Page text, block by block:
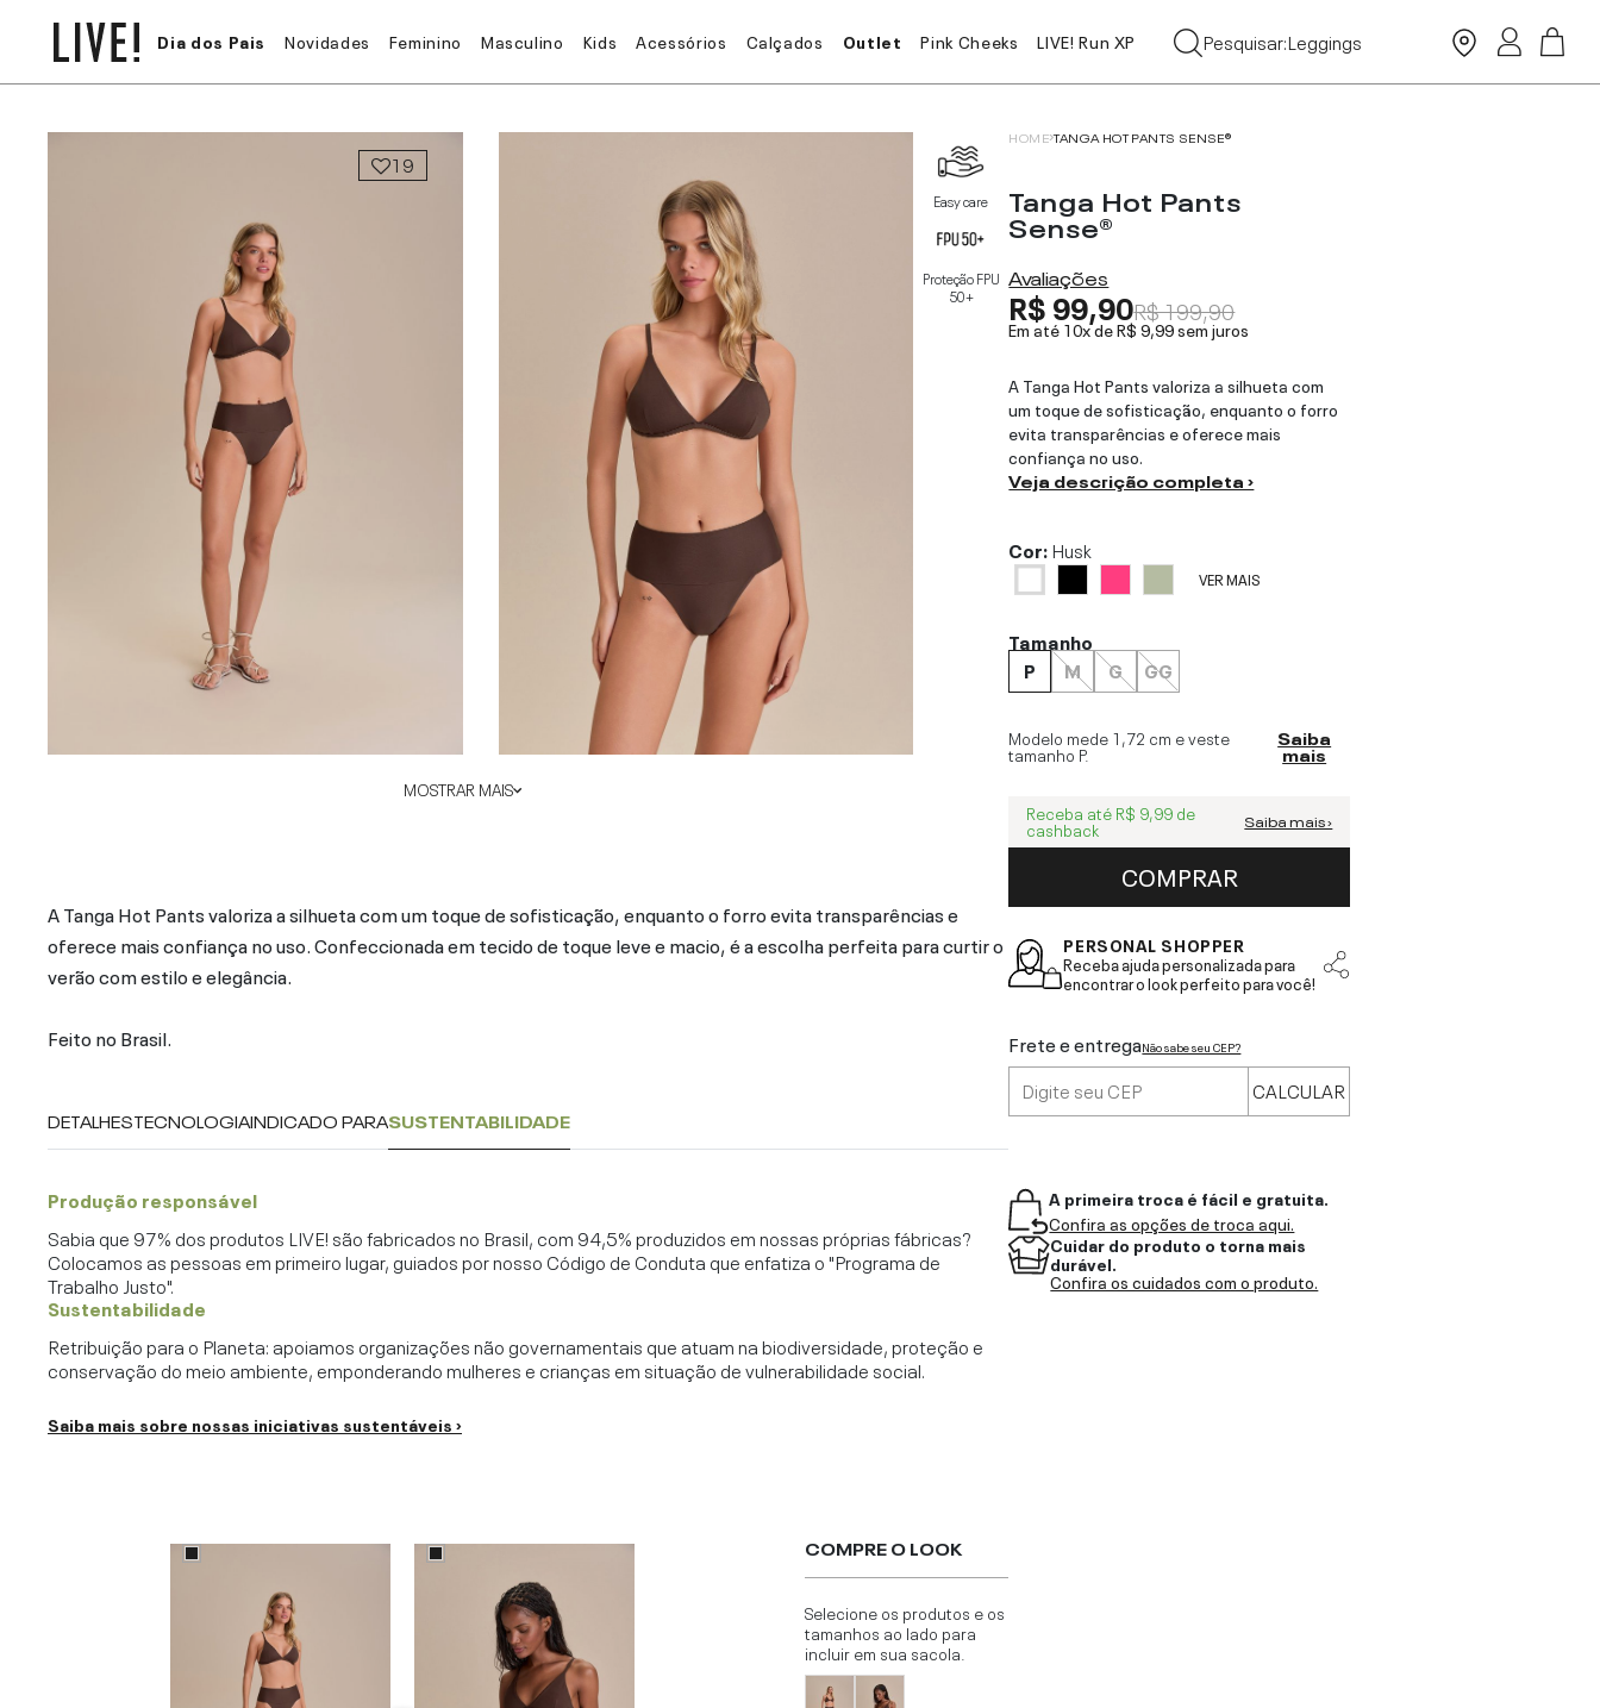
Dia dos Pais Novidades Feminino Masculino Kids Acessórios Calçados Outlet Pink Cheeks LIVE! Run XP
Pesquisar:Leggings
19
MOSTRAR MAIS
Easy care
Proteção FPU
50+
A Tanga Hot Pants valoriza a silhueta com um toque de sofisticação, enquanto o forro evita transparências e
oferece mais confiança no uso. Confeccionada em tecido de toque leve e macio, é a escolha perfeita para curtir o
verão com estilo e elegância.
Feito no Brasil.
DETALHESTECNOLOGIAINDICADO PARASUSTENTABILIDADE
Produção responsável
Sabia que 97% dos produtos LIVE! são fabricados no Brasil, com 94,5% produzidos em nossas próprias fábricas?
Colocamos as pessoas em primeiro lugar, guiados por nosso Código de Conduta que enfatiza o "Programa de
Trabalho Justo".
Sustentabilidade
Retribuição para o Planeta: apoiamos organizações não governamentais que atuam na biodiversidade, proteção e
conservação do meio ambiente, emponderando mulheres e crianças em situação de vulnerabilidade social.
Saiba mais sobre nossas iniciativas sustentáveis ›
COMPRE O LOOK
Selecione os produtos e os
tamanhos ao lado para
incluir em sua sacola.
HOME TANGA HOT PANTS SENSE®
Tanga Hot Pants
Sense®
Avaliações
R$ 99,90R$ 199,90
Em até 10x deR$ 9,99sem juros
A Tanga Hot Pants valoriza a silhueta com
um toque de sofisticação, enquanto o forro
evita transparências e oferece mais
confiança no uso.
Veja descrição completa ›
Cor:Husk
VER MAIS
Tamanho
P
M G GG
Modelo mede 1,72 cm e veste
tamanho P.
Saiba
mais
Receba até R$ 9,99 de
cashback Saiba mais ›
COMPRAR
PERSONAL SHOPPER
Receba ajuda personalizada para
encontrar o look perfeito para você!
Frete e entregaNão sabe seu CEP?
CALCULAR
A primeira troca é fácil e gratuita.
Confira as opções de troca aqui.
Cuidar do produto o torna mais
durável.
Confira os cuidados com o produto.